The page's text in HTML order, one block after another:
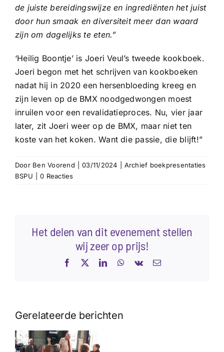
de juiste bereidingswijze en ingrediënten het juist
door hun smaak en diversiteit meer dan waard
zijn om dagelijks te eten.”
‘Heilig Boontje’ is Joeri Veul’s tweede kookboek.
Joeri begon met het schrijven van kookboeken
nadat hij in 2020 een hersenbloeding kreeg en
zijn leven op de BMX noodgedwongen moest
inruilen voor een revalidatieproces. Nu, vier jaar
later, zit Joeri weer op de BMX, maar niet ten
koste van het koken. Want die passie, die blijft!”
Door Ben Voorend 03/11/2024
Archief boekpresentaties
BSPU
0 Reacties
Het delen van dit evenement stellen
wij zeer op prijs!
Facebook LinkedInWhatsApp
Vk
E-
Gerelateerde berichten